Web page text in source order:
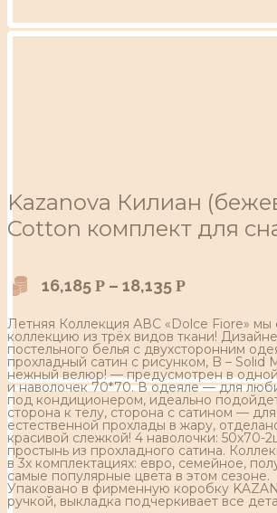
Kazanova Килиан
Cotton комплект для
16,185 Р – 18,135 Р
Летняя Коллекция АВС «Dolce Fiore» мы
коллекцию из трёх видов ткани!
постельного белья с двухсторонним
прохладный сатин с рисунком, B – Solid
нежный велюр! — предусмотрен в
и наволочек 70*70. В одеяле — для
под кондиционером, идеально
сторона к телу, сторона с сатином —
естественной прохлады в жару,
красивой слежкой! 4 наволочки: 50х70-
простынь из прохладного сатина.
в 3х комплектациях: евро, семейное,
самые популярные цвета в этом сезоне.
Упаковано в фирменную коробку
ручкой, выкладка подчеркивает все